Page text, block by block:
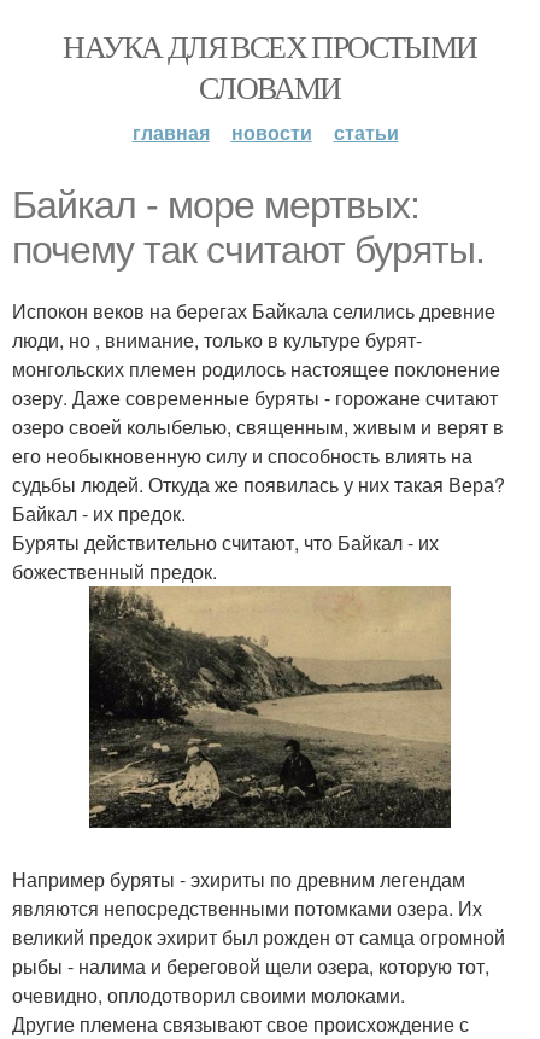
НАУКА ДЛЯ ВСЕХ ПРОСТЫМИ
СЛОВАМИ
главная новости статьи
Байкал - море мертвых:
почему так считают буряты.
Испокон веков на берегах Байкала селились древние
люди, но , внимание, только в культуре бурят-
монгольских племен родилось настоящее поклонение
озеру. Даже современные буряты - горожане считают
озеро своей колыбелью, священным, живым и верят в
его необыкновенную силу и способность влиять на
судьбы людей. Откуда же появилась у них такая Вера?
Байкал - их предок.
Буряты действительно считают, что Байкал - их
божественный предок.
Например буряты - эхириты по древним легендам
являются непосредственными потомками озера. Их
великий предок эхирит был рожден от самца огромной
рыбы - налима и береговой щели озера, которую тот,
очевидно, оплодотворил своими молоками.
Другие племена связывают свое происхождение с